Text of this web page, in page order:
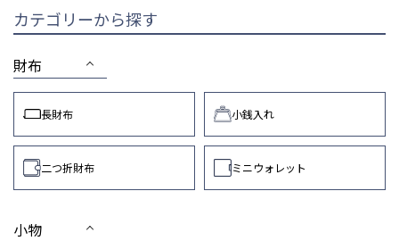
カテゴリーから探す
財布
長財布 小銭入れ
二つ折財布 ミニウォレット
小物